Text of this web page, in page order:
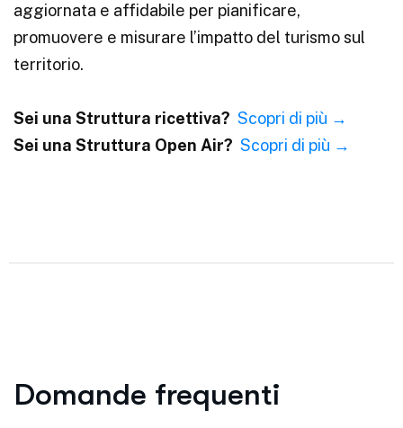
aggiornata e affidabile per pianificare,
promuovere e misurare l’impatto del turismo sul
territorio.
Sei una Struttura ricettiva? Scopri di più →
Sei una Struttura Open Air? Scopri di più →
Domande frequenti